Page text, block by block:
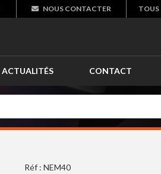
NOUS CONTACTER TOUS
ACTUALITÉS CONTACT
Réf : NEM40